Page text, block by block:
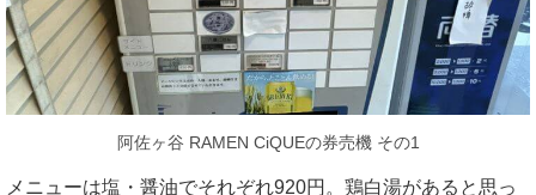
阿佐ヶ谷 RAMEN CiQUEの券売機 その1
メニューは塩・醤油でそれぞれ920円。鶏白湯があると思っ